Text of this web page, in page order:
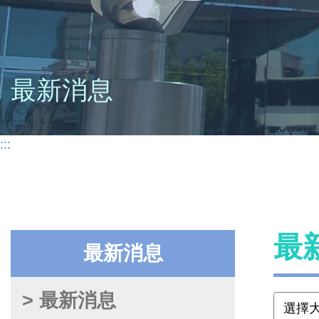
最新消息
:::
最新消息
> 最新消息
最